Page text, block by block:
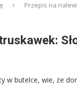
Przepis na
w butelce, wie, że